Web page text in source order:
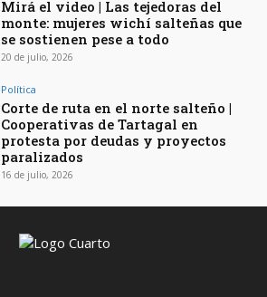
Mirá el video | Las tejedoras del
monte: mujeres wichí salteñas que
se sostienen pese a todo
20 de julio, 2026
Política
Corte de ruta en el norte salteño |
Cooperativas de Tartagal en
protesta por deudas y proyectos
paralizados
16 de julio, 2026